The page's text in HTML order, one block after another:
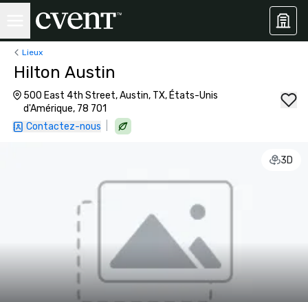
Lieux
Hilton Austin
500 East 4th Street, Austin, TX, États-Unis
d'Amérique, 78 701
Contactez-nous
3D